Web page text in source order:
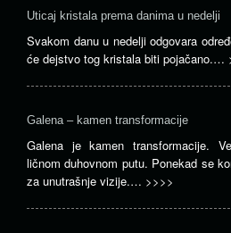
Uticaj kristala prema danima u nedelji
Svakom danu u nedelji odgovara
će dejstvo tog kristala biti pojačano.…
Galena – kamen transformacije
Galena je kamen transformacije.
ličnom duhovnom putu. Ponekad se
za unutrašnje vizije.… >>>>